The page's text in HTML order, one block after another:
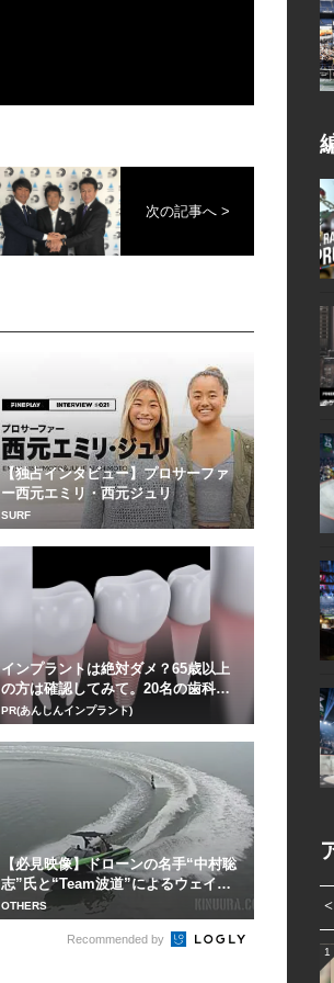
次の記事へ >
【独占インタビュー】プロサーファ
ー西元エミリ・西元ジュリ
SURF
インプラントは絶対ダメ？65歳以上
の方は確認してみて。20名の歯科医
師監修のガイ...
PR(あんしんインプラント)
【必見映像】ドローンの名手“中村聡
志”氏と“Team波道”によるウェイク
ボード空...
OTHERS
Recommended by
1